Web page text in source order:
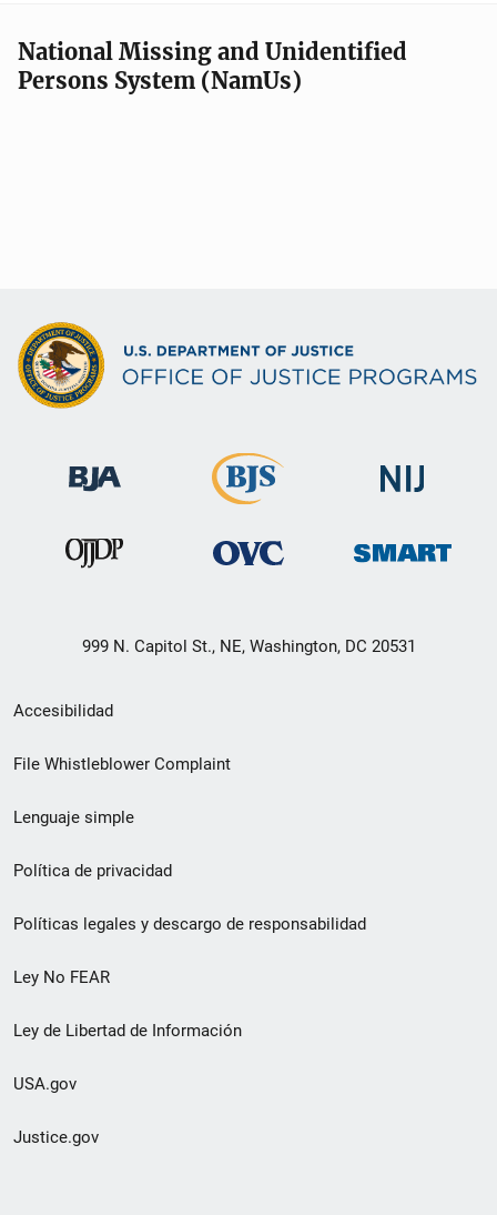
National Missing and Unidentified
Persons System (NamUs)
999 N. Capitol St., NE, Washington, DC 20531
Menú
de
de
pie
de
página
Accesibilidad
File Whistleblower Complaint
Lenguaje simple
Política de privacidad
Políticas legales y descargo de responsabilidad
Ley No FEAR
Ley de Libertad de Información
USA.gov
Justice.gov